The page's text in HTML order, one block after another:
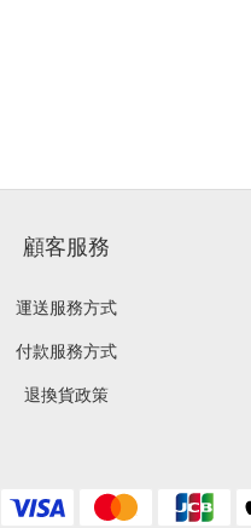
顧客服務
運送服務方式
付款服務方式
退換貨政策